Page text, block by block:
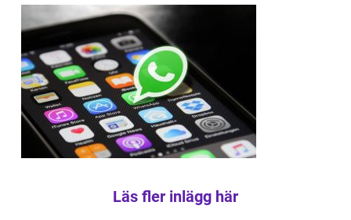
Läs fler inlägg här